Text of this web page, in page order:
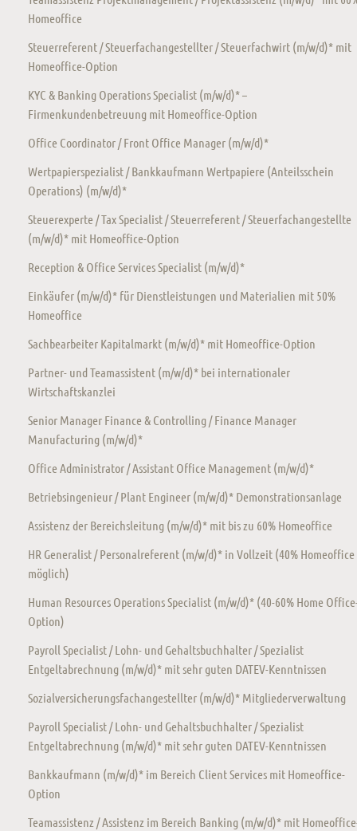
Homeoffice
Steuerreferent / Steuerfachangestellter / Steuerfachwirt (m/w/d)* mit
Homeoffice-Option
KYC & Banking Operations Specialist (m/w/d)* –
Firmenkundenbetreuung mit Homeoffice-Option
Office Coordinator / Front Office Manager (m/w/d)*
Wertpapierspezialist / Bankkaufmann Wertpapiere (Anteilsschein
Operations) (m/w/d)*
Steuerexperte / Tax Specialist / Steuerreferent / Steuerfachangestellte
(m/w/d)* mit Homeoffice-Option
Reception & Office Services Specialist (m/w/d)*
Einkäufer (m/w/d)* für Dienstleistungen und Materialien mit 50%
Homeoffice
Sachbearbeiter Kapitalmarkt (m/w/d)* mit Homeoffice-Option
Partner- und Teamassistent (m/w/d)* bei internationaler
Wirtschaftskanzlei
Senior Manager Finance & Controlling / Finance Manager
Manufacturing (m/w/d)*
Office Administrator / Assistant Office Management (m/w/d)*
Betriebsingenieur / Plant Engineer (m/w/d)* Demonstrationsanlage
Assistenz der Bereichsleitung (m/w/d)* mit bis zu 60% Homeoffice
HR Generalist / Personalreferent (m/w/d)* in Vollzeit (40% Homeoffice
möglich)
Human Resources Operations Specialist (m/w/d)* (40-60% Home
Option)
Payroll Specialist / Lohn- und Gehaltsbuchhalter / Spezialist
Entgeltabrechnung (m/w/d)* mit sehr guten DATEV-Kenntnissen
Sozialversicherungsfachangestellter (m/w/d)* Mitgliederverwaltung
Payroll Specialist / Lohn- und Gehaltsbuchhalter / Spezialist
Entgeltabrechnung (m/w/d)* mit sehr guten DATEV-Kenntnissen
Bankkaufmann (m/w/d)* im Bereich Client Services mit Homeoffice-
Option
Teamassistenz / Assistenz im Bereich Banking (m/w/d)* mit